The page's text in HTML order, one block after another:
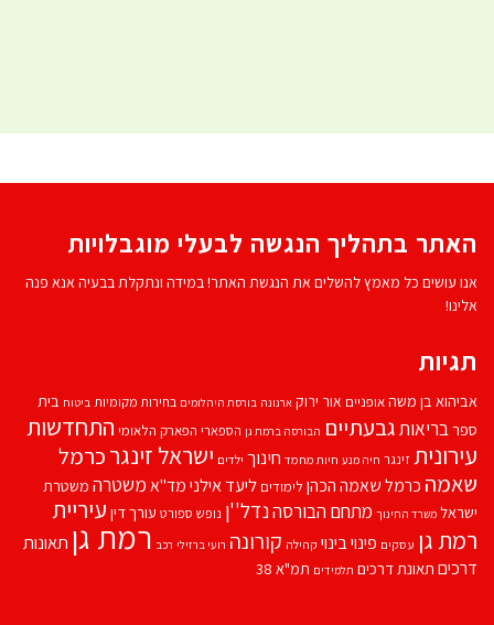
האתר בתהליך הנגשה לבעלי מוגבלויות
אנו עושים כל מאמץ להשלים את הנגשת האתר! במידה ונתקלת בבעיה אנא פנה
אלינו!
תגיות
אביהוא בן משהאופניים אור ירוק ארנונה בורסת היהלומים בחירות מקומיות ביטוח בית
ספרבריאותגבעתיים הבורסה ברמת גן הספארי הפארק הלאומי התחדשות
עירוניתזינגר חיה מנע חיות מחמד חינוך ילדים ישראל זינגרכרמל
שאמה כרמל שאמה הכהן לימודים ליעד אילנימד''אמשטרה משטרת
ישראל משרד החינוך מתחם הבורסהנדל''ן נופש ספורט עורך דין עיריית
רמת גן עסקים פינוי בינוי קהילה קורונה רועי ברזילי רכב רמת גן תאונות
דרכים תאונת דרכים תלמידים תמ"א 38